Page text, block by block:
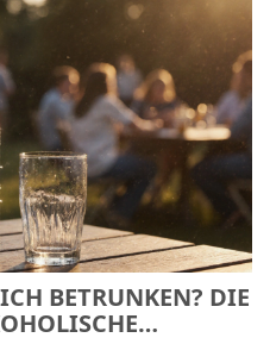
BETRUNKEN? DIE